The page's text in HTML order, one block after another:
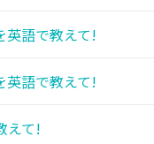
英語で教えて!
英語で教えて!
えて!